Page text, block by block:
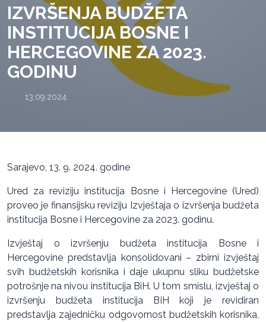
IZVRŠENJA BUDŽETA
INSTITUCIJA BOSNE I
HERCEGOVINE ZA 2023.
GODINU
13.09.2024.
Sarajevo, 13. 9. 2024. godine
Ured za reviziju institucija Bosne i Hercegovine (Ured)
proveo je finansijsku reviziju Izvještaja o izvršenja budžeta
institucija Bosne i Hercegovine za 2023. godinu.
Izvještaj o izvršenju budžeta institucija Bosne i
Hercegovine predstavlja konsolidovani – zbirni izvještaj
svih budžetskih korisnika i daje ukupnu sliku budžetske
potrošnje na nivou institucija BiH. U tom smislu, izvještaj o
izvršenju budžeta institucija BiH koji je revidiran
predstavlja zajedničku odgovornost budžetskih korisnika,